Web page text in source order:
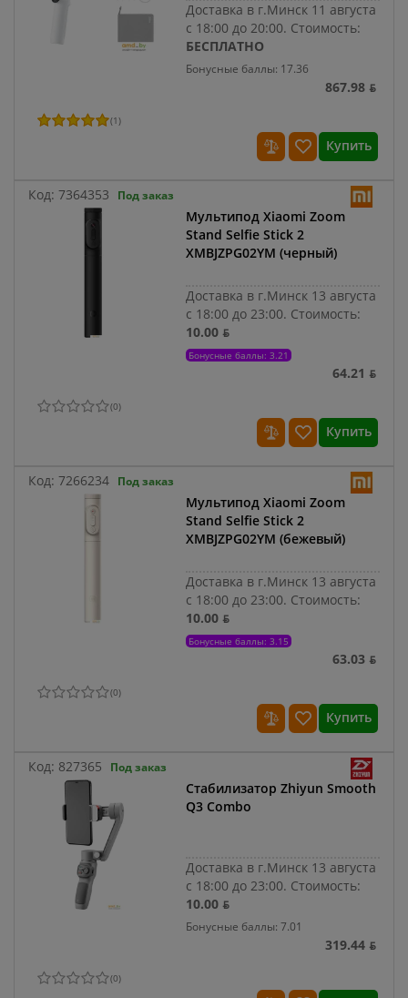
Доставка в г.Минск 11 августа
с 18:00 до 20:00. Стоимость:
БЕСПЛАТНО
Бонусные баллы: 17.36
867.98 ƃ
(1)
Купить
Код: 7364353 Под заказ
Мультипод Xiaomi Zoom
Stand Selfie Stick 2
XMBJZPG02YM (черный)
Доставка в г.Минск 13 августа
с 18:00 до 23:00. Стоимость:
10.00 ƃ
Бонусные баллы: 3.21
64.21 ƃ
(0)
Купить
Код: 7266234 Под заказ
Мультипод Xiaomi Zoom
Stand Selfie Stick 2
XMBJZPG02YM (бежевый)
Доставка в г.Минск 13 августа
с 18:00 до 23:00. Стоимость:
10.00 ƃ
Бонусные баллы: 3.15
63.03 ƃ
(0)
Купить
Код: 827365 Под заказ
Стабилизатор Zhiyun Smooth
Q3 Combo
Доставка в г.Минск 13 августа
с 18:00 до 23:00. Стоимость:
10.00 ƃ
Бонусные баллы: 7.01
319.44 ƃ
(0)